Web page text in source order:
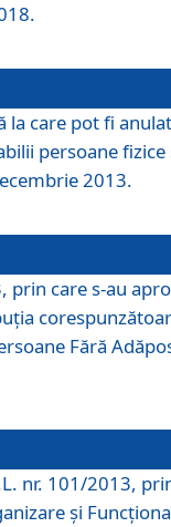
la care pot fi
persoane fizice
2013.
prin care s-au
Fără
nr. 101/2013,
şi